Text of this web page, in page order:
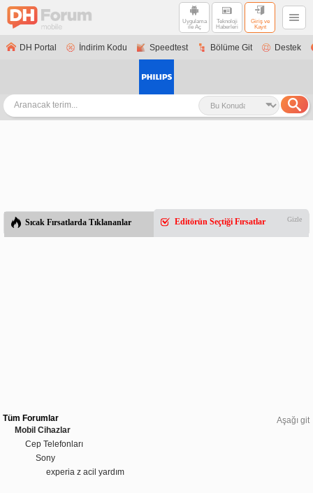
Uygulama
ile Aç
Teknoloji
Haberleri
Giriş ve
Kayıt
DH Portal İndirim Kodu Speedtest Bölüme Git Destek
Sıcak Fırsatlarda Tıklananlar Editörün Seçtiği Fırsatlar Gizle
Aşağı git
Tüm Forumlar
Mobil Cihazlar
Cep Telefonları
Sony
experia z acil yardım